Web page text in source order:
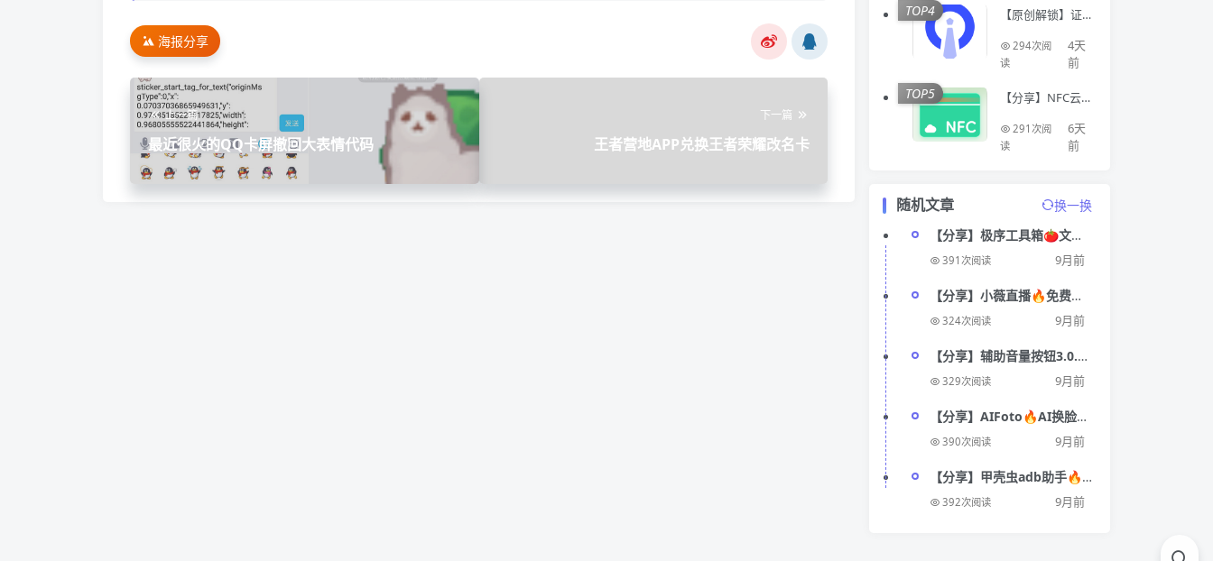
海报分享
上一篇
最近很火的QQ卡屏撤回大表情代码
下一篇
王者营地APP兑换王者荣耀改名卡
TOP4
【原创解锁】证
会员🔥标准尺寸
换底色美颜证件
294次阅
读
4天
前
TOP5
【分享】NFC云
门禁卡公交卡 各
类卡等🔥
291次阅
读
6天
前
随机文章
换一换
【分享】极序工具箱🍅文件
管理🔥 应用检测 🔥
391次阅读 9月前
【分享】小薇直播🔥免费电
视盒子 高清频道多播放快🔥
324次阅读 9月前
【分享】辅助音量按钮3.0.1
🔥玩机必备｜操作简单易上
329次阅读 9月前
【分享】AIFoto🔥AI换脸消
除衣服🔞替换性感衣服🔥
390次阅读 9月前
【分享】甲壳虫adb助手🔥
adb调试工具
392次阅读 9月前